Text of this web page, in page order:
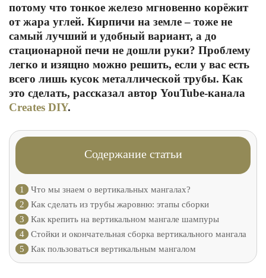
потому что тонкое железо мгновенно корёжит
от жара углей. Кирпичи на земле – тоже не
самый лучший и удобный вариант, а до
стационарной печи не дошли руки? Проблему
легко и изящно можно решить, если у вас есть
всего лишь кусок металлической трубы. Как
это сделать, рассказал автор YouTube-канала
Creates DIY.
Содержание статьи
1
Что мы знаем о вертикальных мангалах?
2
Как сделать из трубы жаровню: этапы сборки
3
Как крепить на вертикальном мангале шампуры
4
Стойки и окончательная сборка вертикального мангала
5
Как пользоваться вертикальным мангалом